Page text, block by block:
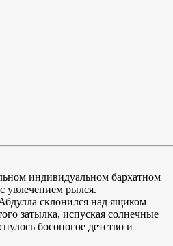
индивидуальном бархатном
увлечением рылся.
склонился над ящиком
затылка, испуская солнечные
босоногое детство и